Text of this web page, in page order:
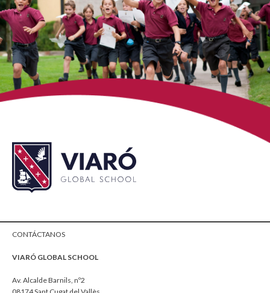
CONTÁCTANOS
VIARÓ GLOBAL SCHOOL
Av. Alcalde Barnils, nº2